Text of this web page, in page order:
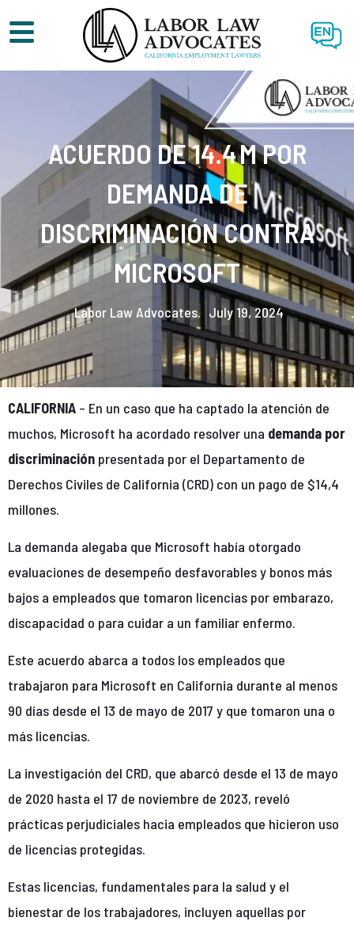
EN
ACUERDO DE 14.4 M POR
DEMANDA DE
DISCRIMINACIÓN CONTRA
MICROSOFT
Labor Law Advocates. July 19, 2024
CALIFORNIA – En un caso que ha captado la atención de
muchos, Microsoft ha acordado resolver una demanda por
discriminación presentada por el Departamento de
Derechos Civiles de California (CRD) con un pago de $14,4
millones.
La demanda alegaba que Microsoft había otorgado
evaluaciones de desempeño desfavorables y bonos más
bajos a empleados que tomaron licencias por embarazo,
discapacidad o para cuidar a un familiar enfermo.
Este acuerdo abarca a todos los empleados que
trabajaron para Microsoft en California durante al menos
90 días desde el 13 de mayo de 2017 y que tomaron una o
más licencias.
La investigación del CRD, que abarcó desde el 13 de mayo
de 2020 hasta el 17 de noviembre de 2023, reveló
prácticas perjudiciales hacia empleados que hicieron uso
de licencias protegidas.
Estas licencias, fundamentales para la salud y el
bienestar de los trabajadores, incluyen aquellas por